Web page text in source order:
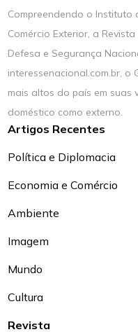
Compreendendo o Instituto
Comércio Exterior, a
Defesa e Segurança
interessenacional.com.br, o
mais altos do país em suas
doméstico como externo.
Artigos Recentes
Política e Diplomacia
Economia e Comércio
Ambiente
Imagem
Mundo
Cultura
Revista